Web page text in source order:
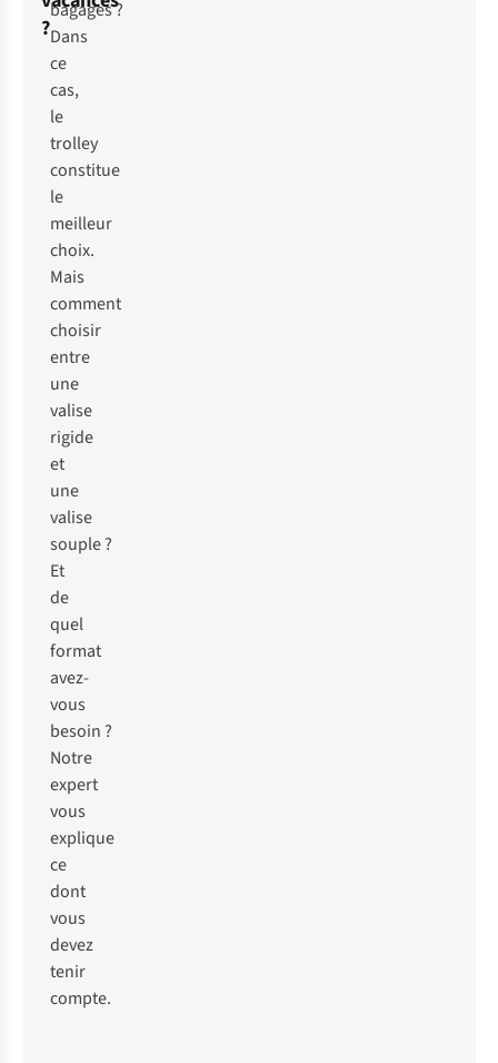
?
bagages ?
Dans
ce
cas,
le
trolley
constitue
le
meilleur
choix.
Mais
comment
choisir
entre
une
valise
rigide
et
une
valise
souple ?
Et
de
quel
format
avez-
vous
besoin ?
Notre
expert
vous
explique
ce
dont
vous
devez
tenir
compte.